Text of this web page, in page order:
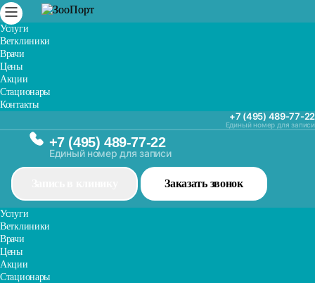
Услуги
Ветклиники
Врачи
Цены
Акции
Стационары
Контакты
+7 (495) 489-77-22
Единый номер для записи
+7 (495) 489-77-22
Единый номер для записи
Заказать звонок
Услуги
Ветклиники
Врачи
Цены
Акции
Стационары